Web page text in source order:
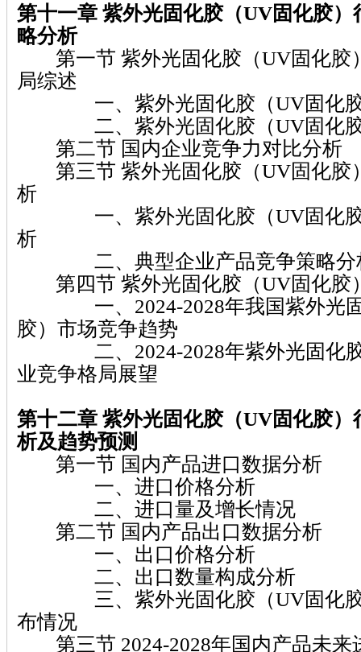
第十一章 紫外光固化胶（UV固化胶）
略分析
第一节 紫外光固化胶（UV固化胶
局综述
一、紫外光固化胶（UV固化胶
二、紫外光固化胶（UV固化胶
第二节 国内企业竞争力对比分析
第三节 紫外光固化胶（UV固化胶
析
一、紫外光固化胶（UV固化胶
析
二、典型企业产品竞争策略分
第四节 紫外光固化胶（UV固化胶
一、2024-2028年我国紫外光固
胶）市场竞争趋势
二、2024-2028年紫外光固化胶
业竞争格局展望
第十二章 紫外光固化胶（UV固化胶）
析及趋势预测
第一节 国内产品进口数据分析
一、进口价格分析
二、进口量及增长情况
第二节 国内产品出口数据分析
一、出口价格分析
二、出口数量构成分析
三、紫外光固化胶（UV固化胶
布情况
第三节 2024-2028年国内产品未来